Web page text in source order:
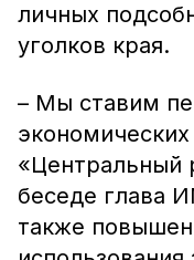
личных
уголков края.
– Мы ставим
«Центральный
беседе глава
также